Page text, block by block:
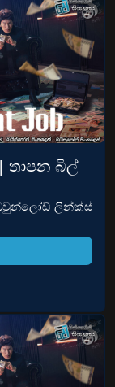
| තාපන බිල්
ඩවුන්ලෝඩ් ලින්ක්ස්